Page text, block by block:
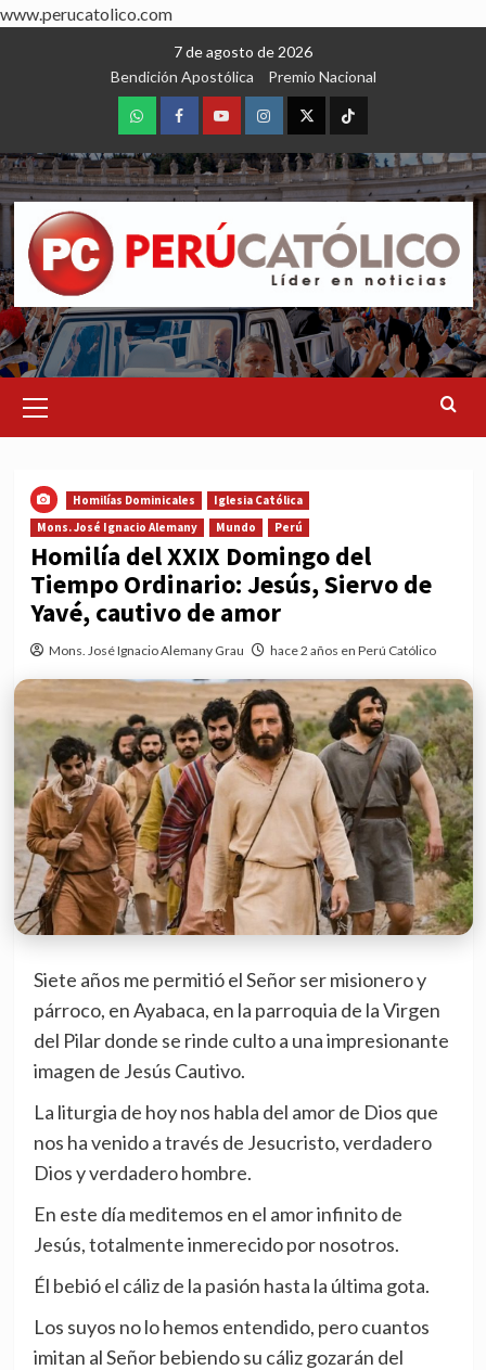
www.perucatolico.com
7 de agosto de 2026
Bendición Apostólica
Premio Nacional
WhatsAppFacebookYoutubeInstagram
X TikTok
Menu
Homilías Dominicales
Iglesia Católica
Mons. José Ignacio Alemany
Mundo Perú
Homilía del XXIX Domingo del
Tiempo Ordinario: Jesús, Siervo de
Yavé, cautivo de amor
Mons. José Ignacio Alemany Grau hace 2 años en Perú Católico
Siete años me permitió el Señor ser misionero y
párroco, en Ayabaca, en la parroquia de la Virgen
del Pilar donde se rinde culto a una impresionante
imagen de Jesús Cautivo.
La liturgia de hoy nos habla del amor de Dios que
nos ha venido a través de Jesucristo, verdadero
Dios y verdadero hombre.
En este día meditemos en el amor infinito de
Jesús, totalmente inmerecido por nosotros.
Él bebió el cáliz de la pasión hasta la última gota.
Los suyos no lo hemos entendido, pero cuantos
imitan al Señor bebiendo su cáliz gozarán del